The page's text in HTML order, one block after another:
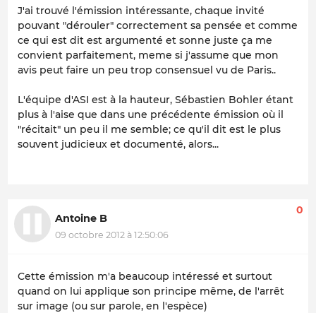
J'ai trouvé l'émission intéressante, chaque invité
pouvant "dérouler" correctement sa pensée et comme
ce qui est dit est argumenté et sonne juste ça me
convient parfaitement, meme si j'assume que mon
avis peut faire un peu trop consensuel vu de Paris..
L'équipe d'ASI est à la hauteur, Sébastien Bohler étant
plus à l'aise que dans une précédente émission où il
"récitait" un peu il me semble; ce qu'il dit est le plus
souvent judicieux et documenté, alors...
Antoine B
09 octobre 2012 à 12:50:06
0
Cette émission m'a beaucoup intéressé et surtout
quand on lui applique son principe même, de l'arrêt
sur image (ou sur parole, en l'espèce)